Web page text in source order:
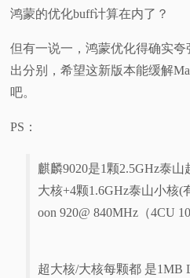
鸿蒙的优化buff计算在内了？
但有一说一，鸿蒙优化得确实
出分别，希望这新版本能缓解
吧。
PS：
麒麟9020是1颗2.5GHz泰
大核+4颗1.6GHz泰山小核(
oon 920@ 840MHz（4CU
超大核/大核每颗都 是1MB